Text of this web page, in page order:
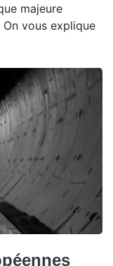
majeure
vous explique